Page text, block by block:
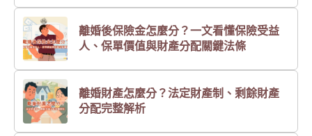
離婚後保險金怎麼分？一文看懂保險受益
人、保單價值與財產分配關鍵法條
離婚財產怎麼分？法定財產制、剩餘財產
分配完整解析